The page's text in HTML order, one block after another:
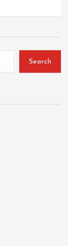
Search